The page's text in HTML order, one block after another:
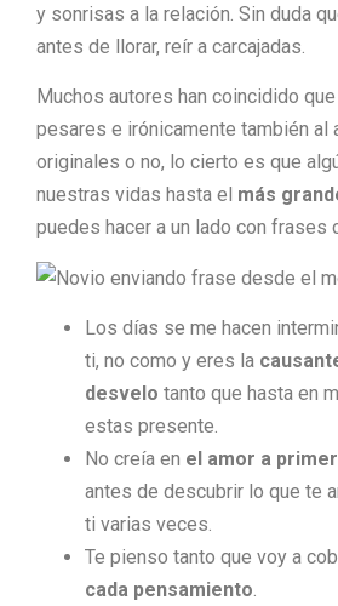
y sonrisas a la relación. Sin duda
antes de llorar, reír a carcajadas.
Muchos autores han coincidido
pesares e irónicamente también al
originales o no, lo cierto es que
nuestras vidas hasta el más
puedes hacer a un lado con frases
Los días se me hacen
ti, no como y eres la
desvelo tanto que hasta en
estas presente.
No creía en el amor a
antes de descubrir lo que te
ti varias veces.
Te pienso tanto que voy a
cada pensamiento.